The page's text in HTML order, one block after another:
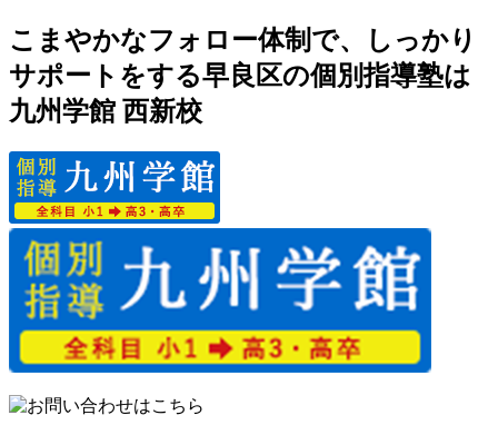
こまやかなフォロー体制で、しっかり
サポートをする早良区の個別指導塾は
九州学館 西新校